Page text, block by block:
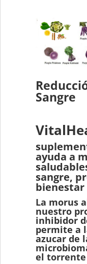
Sangre
ayuda a
sangre,
La morus
nuestro
inhibidor
permite a
azucar de
el torrente